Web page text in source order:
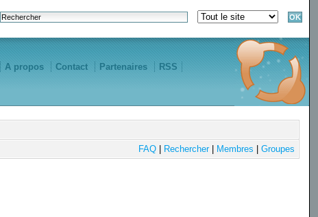
A propos Contact Partenaires RSS
FAQ| Rechercher| Membres Groupes